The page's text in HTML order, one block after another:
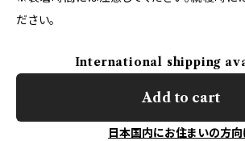
ださい。
International shipping
Add to cart
日本国内にお住まいの方向